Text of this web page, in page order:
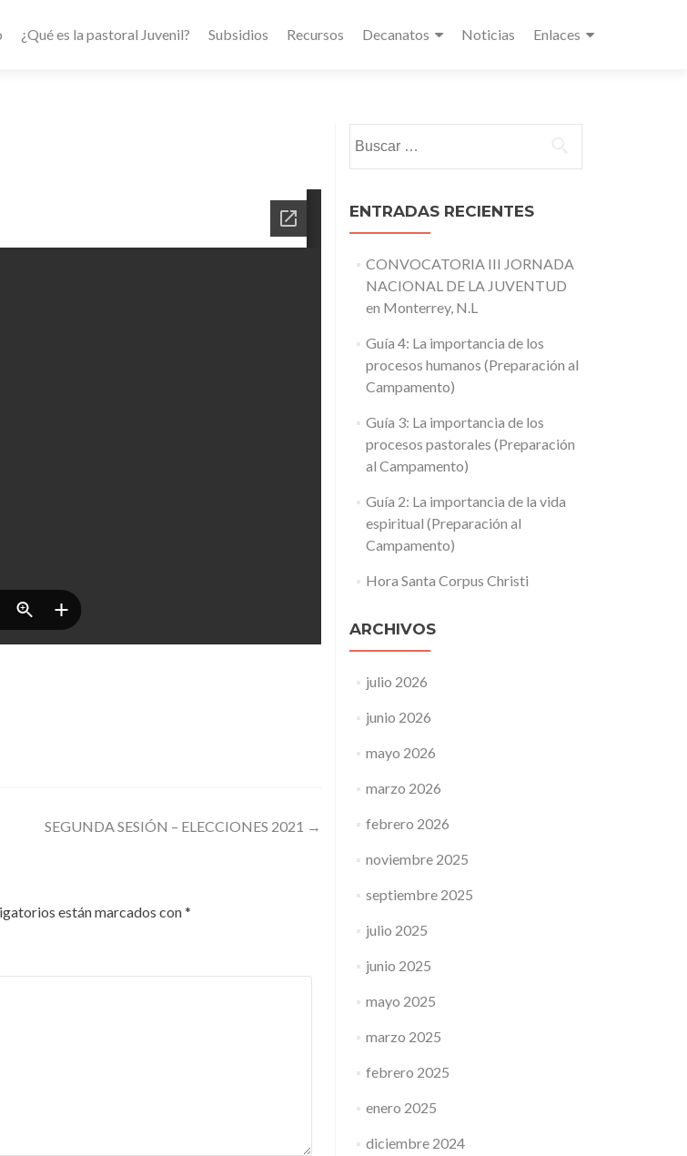
¿Qué es la pastoral Juvenil? Subsidios Recursos Decanatos Noticias Enlaces
SEGUNDA SESIÓN – ELECCIONES 2021 →
están marcados con*
ENTRADAS RECIENTES
CONVOCATORIA III JORNADA
NACIONAL DE LA JUVENTUD
en Monterrey, N.L
Guía 4: La importancia de los
procesos humanos (Preparación al
Campamento)
Guía 3: La importancia de los
procesos pastorales (Preparación
al Campamento)
Guía 2: La importancia de la vida
espiritual (Preparación al
Campamento)
Hora Santa Corpus Christi
ARCHIVOS
julio 2026
junio 2026
mayo 2026
marzo 2026
febrero 2026
noviembre 2025
septiembre 2025
julio 2025
junio 2025
mayo 2025
marzo 2025
febrero 2025
enero 2025
diciembre 2024